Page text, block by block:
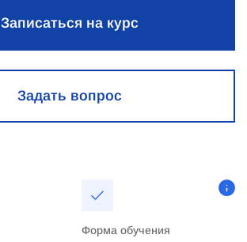
Записаться на курс
Задать вопрос
Форма обучения